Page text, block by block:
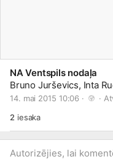
NA Ventspils nodaļa
Bruno Jurševics, Inta
14. mai 2015 10:06 · ·
2 iesaka
Autorizējies, lai